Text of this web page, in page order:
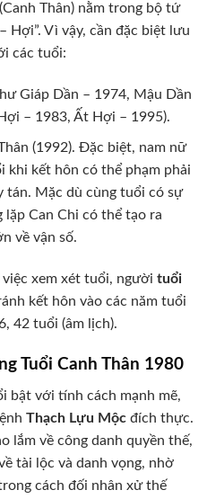
(Canh Thân) nằm trong bộ tứ
Hợi”. Vì vậy, cần đặc biệt lưu
các tuổi:
Giáp Dần – 1974, Mậu Dần
– 1983, Ất Hợi – 1995).
(1992). Đặc biệt, nam nữ
khi kết hôn có thể phạm phải
tán. Mặc dù cùng tuổi có sự
Can Chi có thể tạo ra
về vận số.
xem xét tuổi, người tuổi
kết hôn vào các năm tuổi
42 tuổi (âm lịch).
Tuổi Canh Thân 1980
bật với tính cách mạnh mẽ,
Thạch Lựu Mộc đích thực.
lắm về công danh quyền thế,
tài lộc và danh vọng, nhờ
cách đối nhân xử thế